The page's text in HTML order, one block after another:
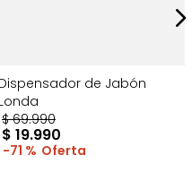
Dispensador de Jabón
Londa
$ 69.990
$ 19.990
71 %